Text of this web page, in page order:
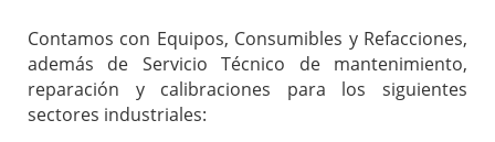
Contamos con Equipos, Consumibles y Refacciones,
además de Servicio Técnico de mantenimiento,
reparación y calibraciones para los siguientes
sectores industriales: